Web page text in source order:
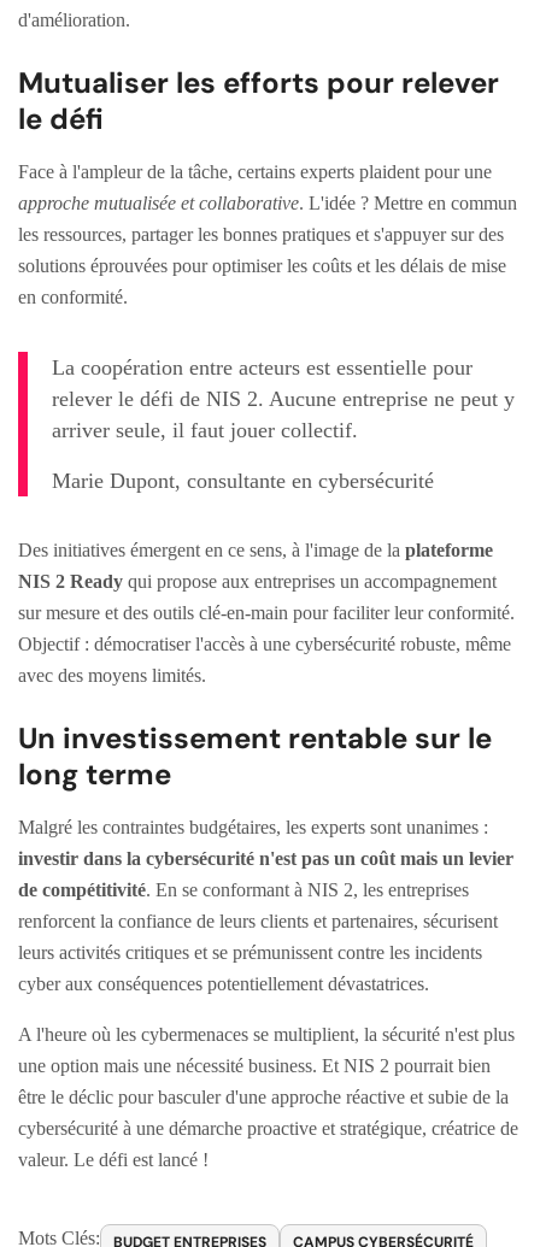
d'amélioration.
Mutualiser les efforts pour relever
le défi
Face à l'ampleur de la tâche, certains experts plaident pour une
approche mutualisée et collaborative. L'idée ? Mettre en commun
les ressources, partager les bonnes pratiques et s'appuyer sur des
solutions éprouvées pour optimiser les coûts et les délais de mise
en conformité.
La coopération entre acteurs est essentielle pour
relever le défi de NIS 2. Aucune entreprise ne peut y
arriver seule, il faut jouer collectif.
Marie Dupont, consultante en cybersécurité
Des initiatives émergent en ce sens, à l'image de la plateforme
NIS 2 Ready qui propose aux entreprises un accompagnement
sur mesure et des outils clé-en-main pour faciliter leur conformité.
Objectif : démocratiser l'accès à une cybersécurité robuste, même
avec des moyens limités.
Un investissement rentable sur le
long terme
Malgré les contraintes budgétaires, les experts sont unanimes :
investir dans la cybersécurité n'est pas un coût mais un levier
de compétitivité. En se conformant à NIS 2, les entreprises
renforcent la confiance de leurs clients et partenaires, sécurisent
leurs activités critiques et se prémunissent contre les incidents
cyber aux conséquences potentiellement dévastatrices.
A l'heure où les cybermenaces se multiplient, la sécurité n'est plus
une option mais une nécessité business. Et NIS 2 pourrait bien
être le déclic pour basculer d'une approche réactive et subie de la
cybersécurité à une démarche proactive et stratégique, créatrice de
valeur. Le défi est lancé !
Mots Clés: BUDGET ENTREPRISES CAMPUS CYBERSÉCURITÉ